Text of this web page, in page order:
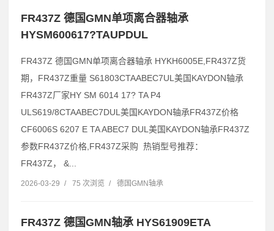
FR437Z 德国GMN单项离合器轴承
HYSM600617?TAUPDUL
FR437Z 德国GMN单项离合器轴承 HYKH6005E,FR437Z货
期，FR437Z重量 S61803CTAABEC7UL美国KAYDON轴承
FR437Z厂家HY SM 6014 17? TA P4
ULS619/8CTAABEC7DUL美国KAYDON轴承FR437Z价格
CF6006S 6207 E TA ABEC7 DUL美国KAYDON轴承FR437Z
参数FR437Z价格,FR437Z采购 热销型号推荐：
FR437Z， &...
2026-03-29 / 75 次浏览 / 德国GMN轴承
FR437Z 德国GMN轴承 HYS61909ETA